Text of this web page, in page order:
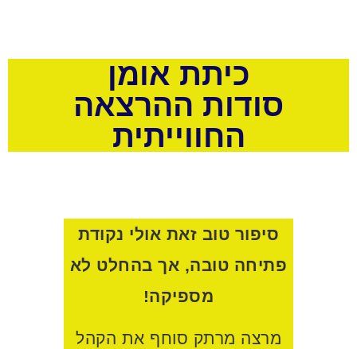
כיתת אומן
סודות ההרצאה
החווייתית
סיפור טוב זאת אולי נקודת
פתיחה טובה, אך בהחלט לא
מספיקה!
מרצה מרתק סוחף את הקהל